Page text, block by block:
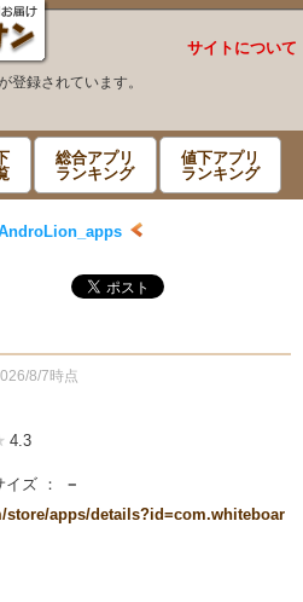
サイトについて
登録されています。
総合アプリ
ランキング
値下アプリ
ランキング
8/7時点
4.3
ズ ：
－
store/apps/details?id=com.whiteboar